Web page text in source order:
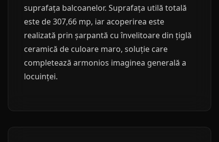
suprafața balcoanelor. Suprafața utilă totală
este de 307,66 mp, iar acoperirea este
realizată prin șarpantă cu învelitoare din țiglă
ceramică de culoare maro, soluție care
completează armonios imaginea generală a
locuinței.